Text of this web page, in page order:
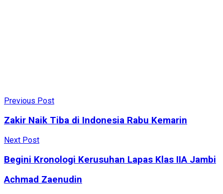
Previous Post
Zakir Naik Tiba di Indonesia Rabu Kemarin
Next Post
Begini Kronologi Kerusuhan Lapas Klas IIA Jambi
Achmad Zaenudin